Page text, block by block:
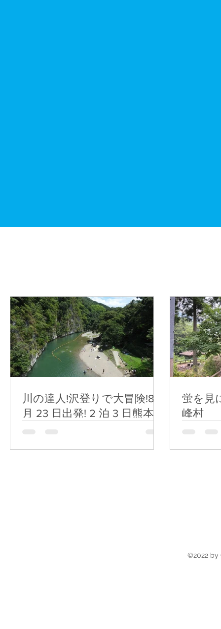
川の達人!沢登りで大冒険!8
月 23 日出発! 2 泊 3 日熊本キ
蛍を見
峰村
©2022 by